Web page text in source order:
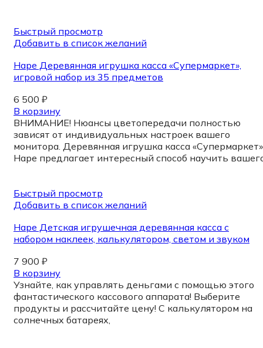
Быстрый просмотр
Добавить в список желаний
Hape Деревянная игрушка касса «Супермаркет»,
игровой набор из 35 предметов
6 500 ₽
В корзину
ВНИМАНИЕ! Нюансы цветопередачи полностью
зависят от индивидуальных настроек вашего
монитора. Деревянная игрушка касса «Супермаркет»
Hape предлагает интересный способ научить
Быстрый просмотр
Добавить в список желаний
Hape Детская игрушечная деревянная касса с
набором наклеек, калькулятором, светом и звуком
7 900 ₽
В корзину
Узнайте, как управлять деньгами с помощью этого
фантастического кассового аппарата! Выберите
продукты и рассчитайте цену! С калькулятором на
солнечных батареях,